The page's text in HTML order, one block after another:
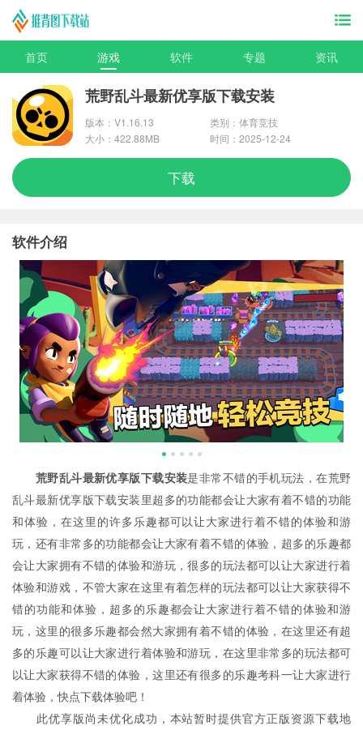
首页 游戏 软件 专题 资讯
荒野乱斗最新优享版下载安装
版本：V1.16.13
类别：体育竞技
大小：422.88MB
时间：2025-12-24
下载
软件介绍
荒野乱斗最新优享版下载安装是非常不错的手机玩法，在荒野
乱斗最新优享版下载安装里超多的功能都会让大家有着不错的功能
和体验，在这里的许多乐趣都可以让大家进行着不错的体验和游
玩，还有非常多的功能都会让大家有着不错的体验，超多的乐趣都
会让大家拥有不错的体验和游玩，很多的玩法都可以让大家进行着
体验和游戏，不管大家在这里有着怎样的玩法都可以让大家获得不
错的功能和体验，超多的乐趣都会让大家进行着不错的体验和游
玩，这里的很多乐趣都会然大家拥有着不错的体验，在这里还有超
多的乐趣可以让大家进行着体验和游玩，在这里非常多的玩法都可
以让大家获得不错的体验，这里还有很多的乐趣考科一让大家进行
着体验，快点下载体验吧！
此优享版尚未优化成功，本站暂时提供官方正版资源下载地